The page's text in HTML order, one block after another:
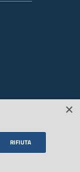
×
RIFIUTA